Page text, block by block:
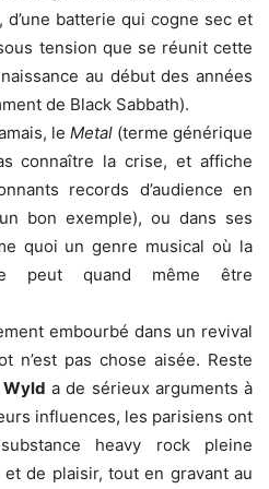
batterie qui cogne sec et
tension que se réunit cette
au début des années
de Black Sabbath).
le Metal (terme générique
connaître la crise, et affiche
records d’audience en
bon exemple), ou dans ses
quoi un genre musical où la
peut quand même être
embourbé dans un revival
n’est pas chose aisée. Reste
Wyld a de sérieux arguments à
influences, les parisiens ont
heavy rock pleine
et de plaisir, tout en gravant au